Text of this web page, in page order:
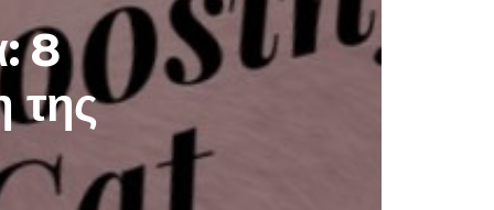
8
της